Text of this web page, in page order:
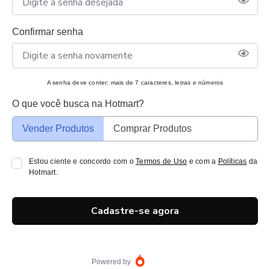
Confirmar senha
A senha deve conter: mais de 7 caracteres, letras e números
O que você busca na Hotmart?
Vender Produtos Comprar Produtos
Estou ciente e concordo com oTermos de Uso e com a Políticas da
Hotmart.
Cadastre-se agora
Powered by